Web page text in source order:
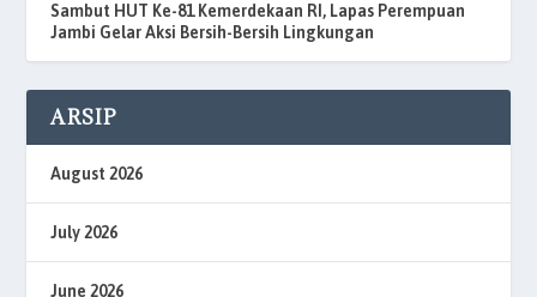
Sambut HUT Ke-81 Kemerdekaan RI, Lapas Perempuan
Jambi Gelar Aksi Bersih-Bersih Lingkungan
ARSIP
August 2026
July 2026
June 2026